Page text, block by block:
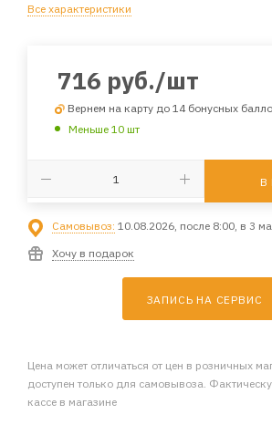
Все характеристики
716 руб./шт
Вернем на карту до 14 бонусных
Меньше 10 шт
В
Самовывоз: 10.08.2026, после 8:00, в 3
Хочу в подарок
ЗАПИСЬ НА СЕРВИС
Цена может отличаться от цен в розничных
доступен только для самовывоза.
кассе в магазине